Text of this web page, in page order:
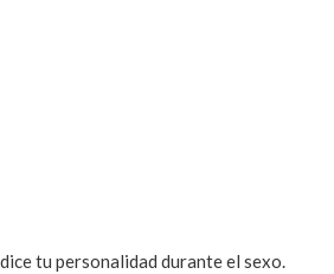
tu personalidad durante el sexo.